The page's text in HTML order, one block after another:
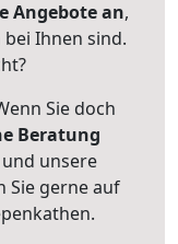
Angebote an,
Ihnen sind.
Sie doch
Beratung
unsere
Sie gerne auf